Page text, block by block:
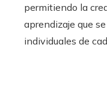
permitiendo la
aprendizaje que
individuales de